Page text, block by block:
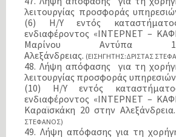
λειτουργίας προσφοράς
(6) Η/Υ εντός καταστήματος
ενδιαφέροντος «ΙΝΤΕΡΝΕΤ –
Μαρίνου Αντύπα
Αλεξάνδρειας. (ΕΙΣΗΓΗΤΗΣ:ΔΡΙΣΤΑΣ
48. Λήψη απόφασης για τη
λειτουργίας προσφοράς
(10) Η/Υ εντός καταστήματος
ενδιαφέροντος «ΙΝΤΕΡΝΕΤ –
Καραϊσκάκη 20 στην Αλεξάνδρεια.
ΣΤΕΦΑΝΟΣ)
49. Λήψη απόφασης για τη